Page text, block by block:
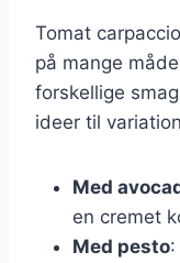
Tomat
på mange
forskellige
ideer til
Med
en cremet
Med pesto